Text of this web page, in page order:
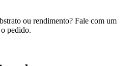
ou rendimento? Fale com um
pedido.